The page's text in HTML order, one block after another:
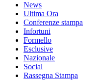
News
Ultima Ora
Conferenze stampa
Infortuni
Formello
Esclusive
Nazionale
Social
Rassegna Stampa